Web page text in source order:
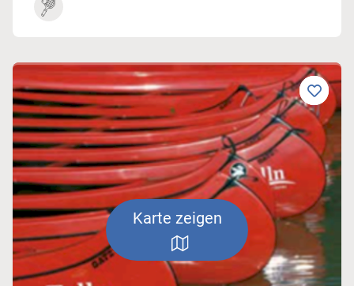
Karte zeigen